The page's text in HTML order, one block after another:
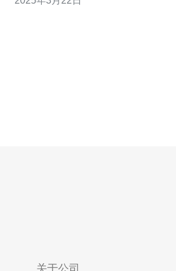
决这些问题，美国高防服务器恒创应
关于公司